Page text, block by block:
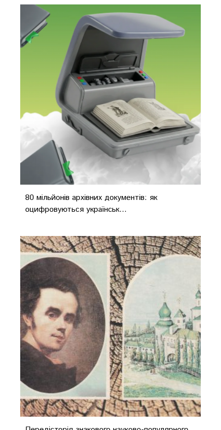
80 мільйонів архівних документів: як
оцифровуються українськ...